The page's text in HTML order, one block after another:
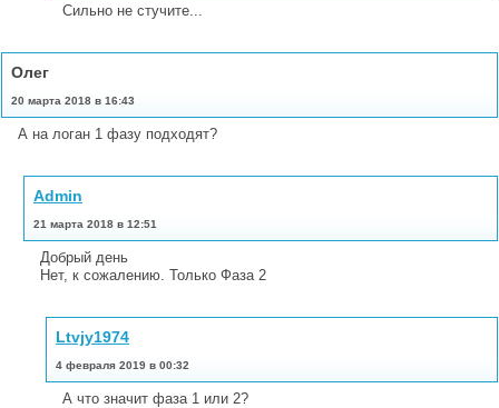
Сильно не стучите...
Олег
20 марта 2018 в 16:43
А на логан 1 фазу подходят?
Admin
21 марта 2018 в 12:51
Добрый день
Нет, к сожалению. Только Фаза 2
Ltvjy1974
4 февраля 2019 в 00:32
А что значит фаза 1 или 2?